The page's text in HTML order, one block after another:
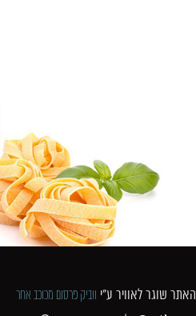
האתר שוגר לאוויר ע"י ווביק פרסום מכוכב אחר